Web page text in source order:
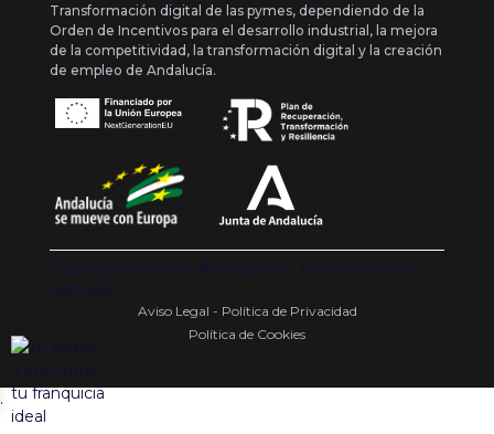
Transformación digital de las pymes, dependiendo de la
Orden de Incentivos para el desarrollo industrial, la mejora
de la competitividad, la transformación digital y la creación
de empleo de Andalucía.
Copyright {{ date('Y') }} ® Franquishop. Todos los derechos
reservados
Aviso Legal - Política de Privacidad
Política de Cookies
.